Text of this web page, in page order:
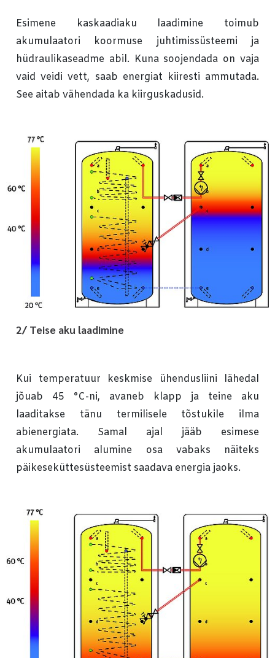
Esimene kaskaadiaku laadimine toimub
akumulaatori koormuse juhtimissüsteemi ja
hüdraulikaseadme abil. Kuna soojendada on vaja
vaid veidi vett, saab energiat kiiresti ammutada.
See aitab vähendada ka kiirguskadusid.
2/ Teise aku laadimine
Kui temperatuur keskmise ühendusliini lähedal
jõuab 45 °C-ni, avaneb klapp ja teine ​​aku
laaditakse tänu termilisele tõstukile ilma
abienergiata. Samal ajal jääb esimese
akumulaatori alumine osa vabaks näiteks
päikeseküttesüsteemist saadava energia jaoks.